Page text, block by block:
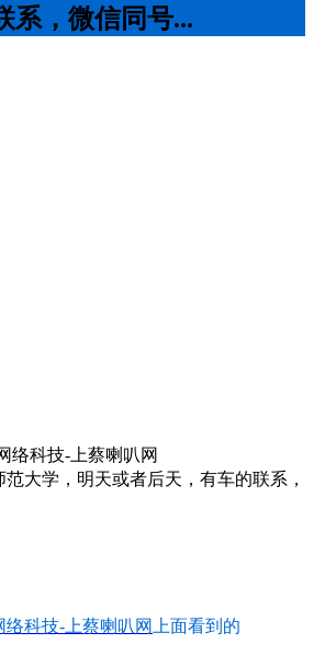
系，微信同号...
络科技-上蔡喇叭网
大学，明天或者后天，有车的联系，
络科技-上蔡喇叭网 上面看到的